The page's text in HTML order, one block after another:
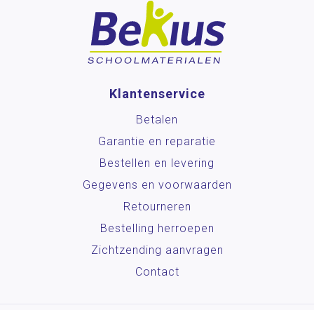
Klantenservice
Betalen
Garantie en reparatie
Bestellen en levering
Gegevens en voorwaarden
Retourneren
Bestelling herroepen
Zichtzending aanvragen
Contact